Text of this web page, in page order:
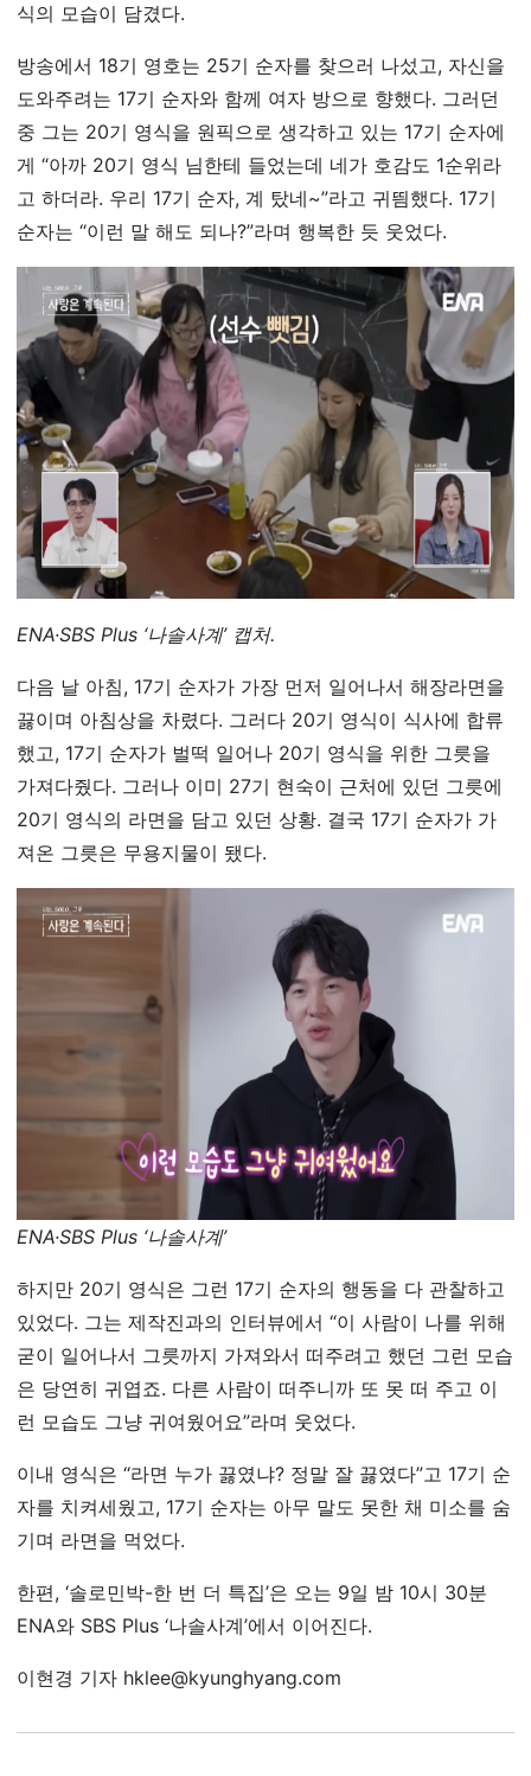
식의 모습이 담겼다.
방송에서 18기 영호는 25기 순자를 찾으러 나섰고, 자신을
도와주려는 17기 순자와 함께 여자 방으로 향했다. 그러던
중 그는 20기 영식을 원픽으로 생각하고 있는 17기 순자에
게 “아까 20기 영식 님한테 들었는데 네가 호감도 1순위라
고 하더라. 우리 17기 순자, 계 탔네~”라고 귀띔했다. 17기
순자는 “이런 말 해도 되나?”라며 행복한 듯 웃었다.
ENA·SBS Plus ‘나솔사계’ 캡처.
다음 날 아침, 17기 순자가 가장 먼저 일어나서 해장라면을
끓이며 아침상을 차렸다. 그러다 20기 영식이 식사에 합류
했고, 17기 순자가 벌떡 일어나 20기 영식을 위한 그릇을
가져다줬다. 그러나 이미 27기 현숙이 근처에 있던 그릇에
20기 영식의 라면을 담고 있던 상황. 결국 17기 순자가 가
져온 그릇은 무용지물이 됐다.
ENA·SBS Plus ‘나솔사계’
하지만 20기 영식은 그런 17기 순자의 행동을 다 관찰하고
있었다. 그는 제작진과의 인터뷰에서 “이 사람이 나를 위해
굳이 일어나서 그릇까지 가져와서 떠주려고 했던 그런 모습
은 당연히 귀엽죠. 다른 사람이 떠주니까 또 못 떠 주고 이
런 모습도 그냥 귀여웠어요”라며 웃었다.
이내 영식은 “라면 누가 끓였냐? 정말 잘 끓였다”고 17기 순
자를 치켜세웠고, 17기 순자는 아무 말도 못한 채 미소를 숨
기며 라면을 먹었다.
한편, ‘솔로민박-한 번 더 특집’은 오는 9일 밤 10시 30분
ENA와 SBS Plus ‘나솔사계’에서 이어진다.
이현경 기자 hklee@kyunghyang.com